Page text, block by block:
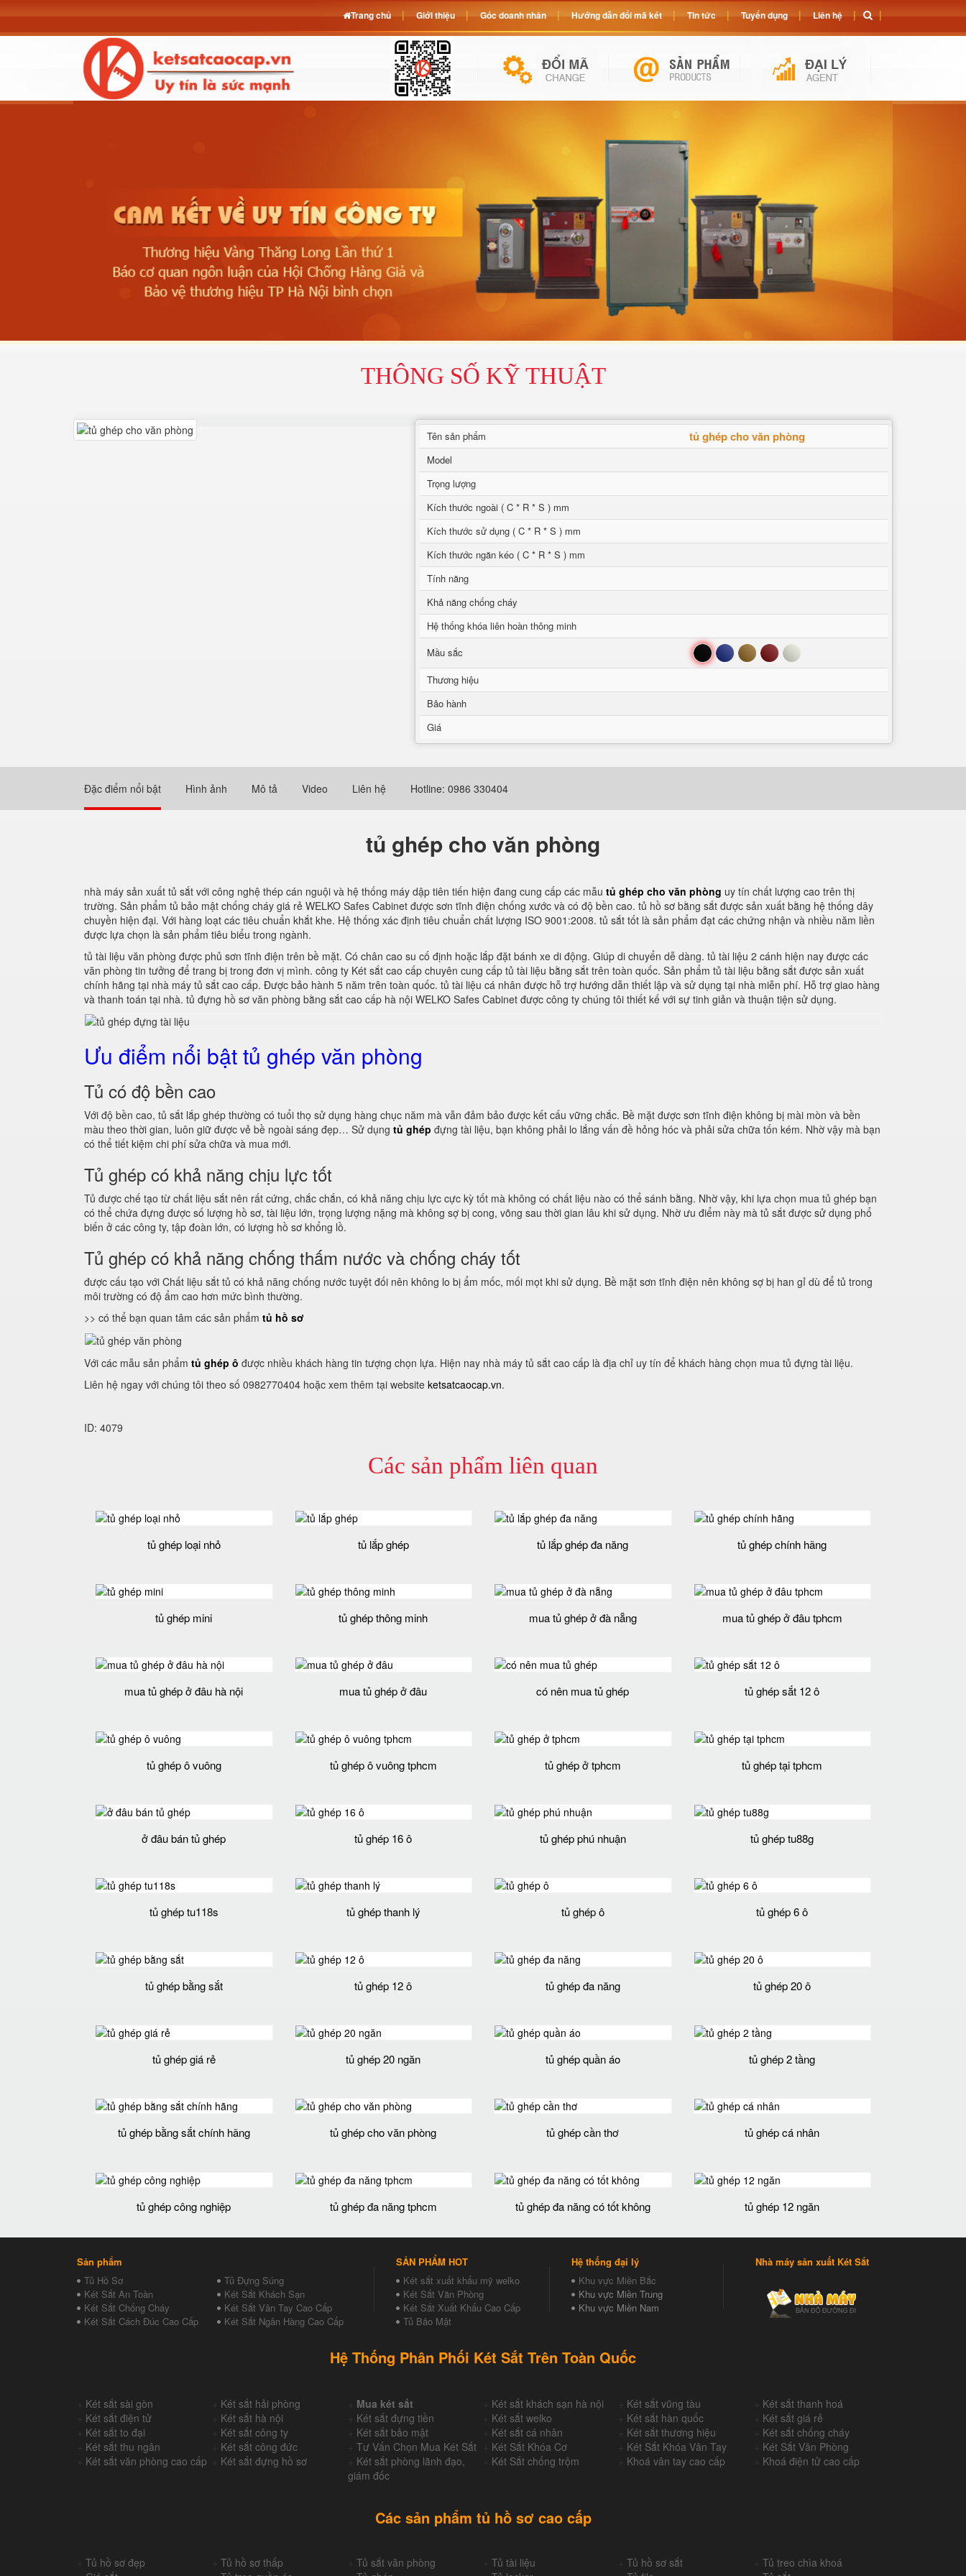
THÔNG SỐ KỸ THUẬT
Tên sản phẩm tủ ghép cho văn phòng
Model
Trọng lượng
Kích thước ngoài ( C * R * S ) mm
Kích thước sử dụng ( C * R * S ) mm
Kích thước ngăn kéo ( C * R * S ) mm
Tính năng
Khả năng chống cháy
Hệ thống khóa liên hoàn thông minh
Mầu sắc
Đen Xanh Nâu Đỏ Trắng
Thương hiệu
Bảo hành
Giá
Đặc điểm nổi bật Hình ảnh Mô tả Video Liên hệ Hotline: 0986 330404
tủ ghép cho văn phòng
nhà máy sản xuất tủ sắt với công nghệ thép cán nguội và hệ thống máy dập tiên tiến hiện đang cung cấp các mẫu tủ ghép cho văn phòng uy tín chất lượng cao trên thị
trường. Sản phẩm tủ bảo mật chống cháy giá rẻ WELKO Safes Cabinet được sơn tĩnh điện chống xước và có độ bền cao. tủ hồ sơ bằng sắt được sản xuất bằng hệ thống dây
chuyền hiện đại. Với hàng loạt các tiêu chuẩn khắt khe. Hệ thống xác định tiêu chuẩn chất lượng ISO 9001:2008. tủ sắt tốt là sản phẩm đạt các chứng nhận và nhiều năm liền
được lựa chọn là sản phẩm tiêu biểu trong ngành.
tủ tài liệu văn phòng được phủ sơn tĩnh điện trên bề mặt. Có chân cao su cố định hoặc lắp đặt bánh xe di động. Giúp di chuyển dễ dàng. tủ tài liệu 2 cánh hiện nay được các
văn phòng tin tưởng để trang bị trong đơn vị mình. công ty Két sắt cao cấp chuyên cung cấp tủ tài liệu bằng sắt trên toàn quốc. Sản phẩm tủ tài liệu bằng sắt được sản xuất
chính hãng tại nhà máy tủ sắt cao cấp. Được bảo hành 5 năm trên toàn quốc. tủ tài liệu cá nhân được hỗ trợ hướng dẫn thiết lập và sử dụng tại nhà miễn phí. Hỗ trợ giao hàng
và thanh toán tại nhà. tủ đựng hồ sơ văn phòng bằng sắt cao cấp hà nội WELKO Safes Cabinet được công ty chúng tôi thiết kế với sự tinh giản và thuận tiện sử dụng.
Ưu điểm nổi bật tủ ghép văn phòng
Tủ có độ bền cao
Với độ bền cao, tủ sắt lắp ghép thường có tuổi thọ sử dụng hàng chục năm mà vẫn đảm bảo được kết cấu vững chắc. Bề mặt được sơn tĩnh điện không bị mài mòn và bền
màu theo thời gian, luôn giữ được vẻ bề ngoài sáng đẹp… Sử dụng tủ ghép đựng tài liệu, bạn không phải lo lắng vấn đề hỏng hóc và phải sửa chữa tốn kém. Nhờ vậy mà bạn
có thể tiết kiệm chi phí sửa chữa và mua mới.
Tủ ghép có khả năng chịu lực tốt
Tủ được chế tạo từ chất liệu sắt nên rất cứng, chắc chắn, có khả năng chịu lực cực kỳ tốt mà không có chất liệu nào có thể sánh bằng. Nhờ vậy, khi lựa chọn mua tủ ghép bạn
có thể chứa đựng được số lượng hồ sơ, tài liệu lớn, trọng lượng nặng mà không sợ bị cong, võng sau thời gian lâu khi sử dụng. Nhờ ưu điểm này mà tủ sắt được sử dụng phổ
biến ở các công ty, tập đoàn lớn, có lượng hồ sơ khổng lồ.
Tủ ghép có khả năng chống thấm nước và chống cháy tốt
được cấu tạo với Chất liệu sắt tủ có khả năng chống nước tuyệt đối nên không lo bị ẩm mốc, mối mọt khi sử dụng. Bề mặt sơn tĩnh điện nên không sợ bị han gỉ dù để tủ trong
môi trường có độ ẩm cao hơn mức bình thường.
>> có thể bạn quan tâm các sản phẩm tủ hồ sơ
Với các mẫu sản phẩm tủ ghép ô được nhiều khách hàng tin tượng chọn lựa. Hiện nay nhà máy tủ sắt cao cấp là địa chỉ uy tín để khách hàng chọn mua tủ đựng tài liệu.
Liên hệ ngay với chúng tôi theo số 0982770404 hoặc xem thêm tại website ketsatcaocap.vn.
ID: 4079
Các sản phẩm liên quan
tủ ghép loại nhỏ tủ lắp ghép tủ lắp ghép đa năng tủ ghép chính hãng
tủ ghép mini tủ ghép thông minh mua tủ ghép ở đà nẵng mua tủ ghép ở đâu tphcm
mua tủ ghép ở đâu hà nội mua tủ ghép ở đâu có nên mua tủ ghép tủ ghép sắt 12 ô
tủ ghép ô vuông tủ ghép ô vuông tphcm tủ ghép ở tphcm tủ ghép tại tphcm
ở đâu bán tủ ghép tủ ghép 16 ô tủ ghép phú nhuận tủ ghép tu88g
tủ ghép tu118s tủ ghép thanh lý tủ ghép ô tủ ghép 6 ô
tủ ghép bằng sắt tủ ghép 12 ô tủ ghép đa năng tủ ghép 20 ô
tủ ghép giá rẻ tủ ghép 20 ngăn tủ ghép quần áo tủ ghép 2 tầng
tủ ghép bằng sắt chính hãng tủ ghép cho văn phòng tủ ghép cần thơ tủ ghép cá nhân
tủ ghép công nghiệp tủ ghép đa năng tphcm tủ ghép đa năng có tốt không tủ ghép 12 ngăn
Sản phẩm
Tủ Hồ Sơ
Tủ Đựng Súng
Két Sắt An Toàn
Két Sắt Khách Sạn
Két Sắt Chống Cháy
Két Sắt Vân Tay Cao Cấp
Két Sắt Cách Đúc Cao Cấp
Két Sắt Ngân Hàng Cao Cấp
SẢN PHẨM HOT
Két sắt xuất khẩu mỹ welko
Két Sắt Văn Phòng
Két Sắt Xuất Khẩu Cao Cấp
Tủ Bảo Mật
Hệ thống đại lý
Khu vực Miền Bắc
Khu vực Miền Trung
Khu vực Miền Nam
Nhà máy sản xuất Két Sắt
Hệ Thống Phân Phối Két Sắt Trên Toàn Quốc
Két sắt sài gòn Két sắt hải phòng Mua két sắt Két sắt khách sạn hà nội Két sắt vũng tàu
Két sắt thanh hoá
Két sắt điện tử Két sắt hà nội Két sắt đựng tiền Két sắt welko Két sắt hàn quốc
Két sắt giá rẻ
Két sắt to đại Két sắt công ty Két sắt bảo mật Két sắt cá nhân Két sắt thương hiệu
Két sắt chống cháy
Két sắt thu ngân Két sắt công đức Tư Vấn Chọn Mua Két Sắt Két Sắt Khóa Cơ Két Sắt Khóa Vân Tay
Két Sắt Văn Phòng
Két sắt văn phòng cao cấp Két sắt đựng hồ sơ
Két sắt phòng lãnh đạo,
giám đốc
Két Sắt chống trộm Khoá vân tay cao cấp Khoá điện tử cao cấp
Các sản phẩm tủ hồ sơ cao cấp
Tủ hồ sơ đẹp +Tủ hồ sơ thấp Tủ sắt văn phòng Tủ tài liệu +Tủ hồ sơ sắt
Tủ treo chìa khoá
Trang chủ Giới thiệu Góc doanh nhân Hướng dẫn đổi mã két Tin tức Tuyển dụng Liên hệ